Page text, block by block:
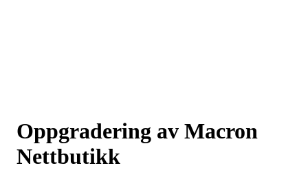
Oppgradering av Macron
Nettbutikk